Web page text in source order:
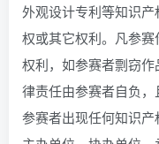
外观设计专利等知识
权或其它权利。凡参
权利，如参赛者剽窃
律责任由参赛者自负，
参赛者出现任何知识